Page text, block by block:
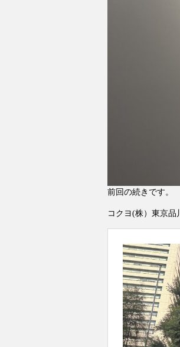
前回の続きです。
コクヨ(株）東京品